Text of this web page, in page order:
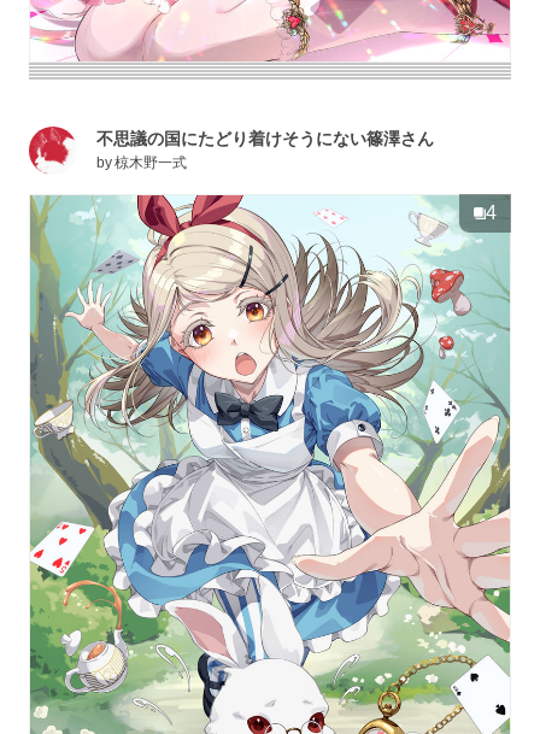
不思議の国にたどり着けそうにない篠澤さん
by椋木野一式
4